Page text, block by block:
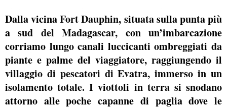
Dalla vicinaFort Dauphin, situata sulla punta più
asud del Madagascar, con un’imbarcazione
corriamo lungo canali luccicanti ombreggiati da
piante e palme del viaggiatore, raggiungendo il
villaggio di pescatori di Evatra, immerso in un
isolamento totale. I viottoli in terra si snodano
attorno alle poche capanne di paglia dove le